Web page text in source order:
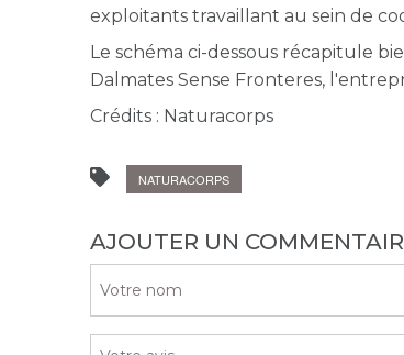
exploitants travaillant au sein de
Le schéma ci-dessous récapitule
Dalmates Sense Fronteres,
Crédits : Naturacorps
NATURACORPS
AJOUTER UN